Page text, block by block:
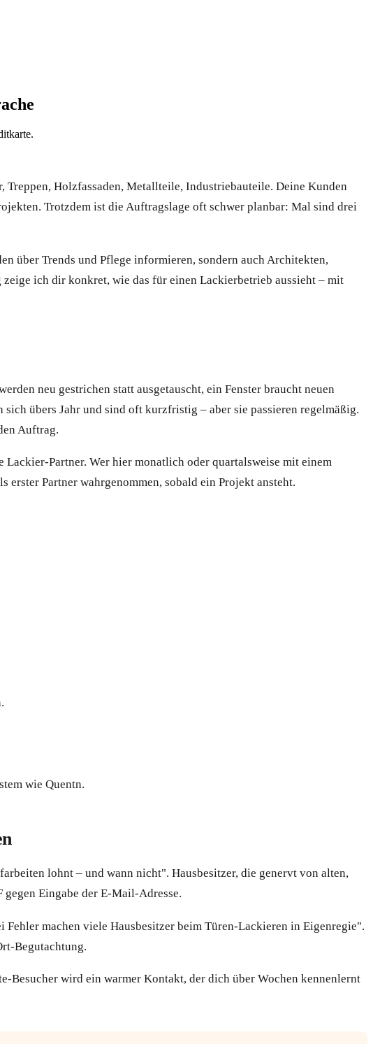
Holzfassaden, Metallteile, Industriebauteile. Deine Kunden
Trotzdem ist die Auftragslage oft schwer planbar: Mal sind drei
über Trends und Pflege informieren, sondern auch Architekten,
ich dir konkret, wie das für einen Lackierbetrieb aussieht – mit
neu gestrichen statt ausgetauscht, ein Fenster braucht neuen
übers Jahr und sind oft kurzfristig – aber sie passieren regelmäßig.
Auftrag.
Partner. Wer hier monatlich oder quartalsweise mit einem
Partner wahrgenommen, sobald ein Projekt ansteht.
wie Quentn.
lohnt – und wann nicht". Hausbesitzer, die genervt von alten,
Eingabe der E-Mail-Adresse.
machen viele Hausbesitzer beim Türen-Lackieren in Eigenregie".
Begutachtung.
Besucher wird ein warmer Kontakt, der dich über Wochen kennenlernt